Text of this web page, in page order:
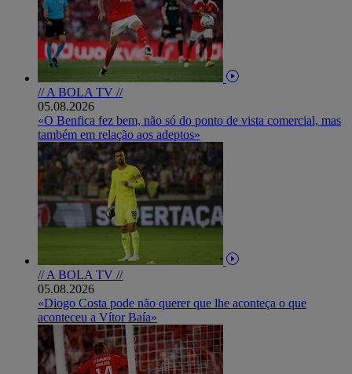
// A BOLA TV //
05.08.2026
«O Benfica fez bem, não só do ponto de vista comercial, mas
também em relação aos adeptos»
// A BOLA TV //
05.08.2026
«Diogo Costa pode não querer que lhe aconteça o que
aconteceu a Vítor Baía»